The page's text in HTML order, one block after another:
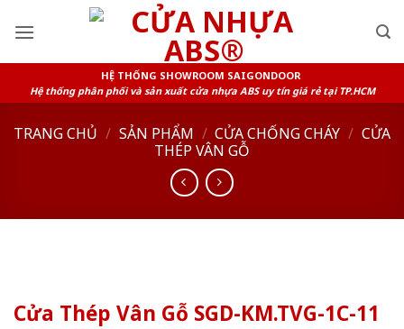
HỆ THỐNG SHOWROOM SAIGONDOOR
Hệ thống phân phối và sản xuất cửa nhựa ABS uy tín giá rẻ tại TP.HCM
TRANG CHỦ / SẢN PHẨM / CỬA CHỐNG CHÁY / CỬA
THÉP VÂN GỖ
Cửa Thép Vân Gỗ SGD-KM.TVG-1C-11